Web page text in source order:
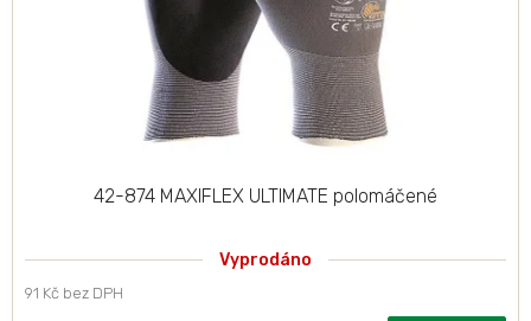
42-874 MAXIFLEX ULTIMATE polomáčené
Vyprodáno
91 Kč bez DPH